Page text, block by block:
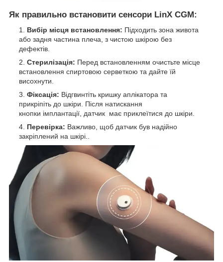
Як правильно встановити сенсори LinX CGM:
Вибір місця встановлення: Підходить зона живота
або задня частина плеча, з чистою шкірою без
дефектів.
Стерилізація: Перед встановленням очистьте місце
встановлення спиртовою серветкою та дайте їй
висохнути.
Фіксація: Відгвинтіть кришку аплікатора та
прикріпіть до шкіри. Після натискання
кнопки імплантації, датчик має приклеїтися до шкіри.
Перевірка: Важливо, щоб датчик був надійно
закріплений на шкірі..